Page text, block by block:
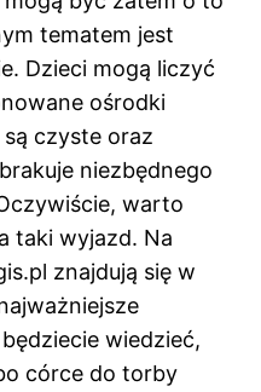
tematem jest
Dzieci mogą liczyć
ośrodki
czyste oraz
niezbędnego
warto
taki wyjazd. Na
znajdują się w
wiedzieć,
córce do torby